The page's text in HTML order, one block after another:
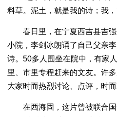
料草。泥土，就是我的诗；我
春日里，在宁夏西吉县吉强
小院，李剑冰朗诵了自己父亲
诗。50多人围坐在院中，有家
里、市里专程赶来的文友。许
大家时而热烈讨论、点评，时而
在西海固，这片曾被联合国